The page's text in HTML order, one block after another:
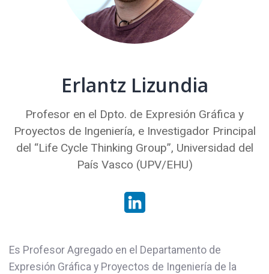
Erlantz Lizundia
Profesor en el Dpto. de Expresión Gráfica y
Proyectos de Ingeniería, e Investigador Principal
del “Life Cycle Thinking Group”, Universidad del
País Vasco (UPV/EHU)
Es Profesor Agregado en el Departamento de
Expresión Gráfica y Proyectos de Ingeniería de la